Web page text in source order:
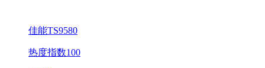
佳能TS9580
热度指数100